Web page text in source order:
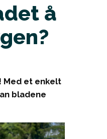
å
Med et enkelt
bladene